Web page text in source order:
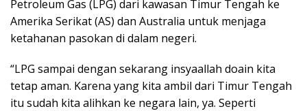
Petroleum Gas (LPG) dari kawasan Timur Tengah ke
Amerika Serikat (AS) dan Australia untuk menjaga
ketahanan pasokan di dalam negeri.
“LPG sampai dengan sekarang insyaallah doain kita
tetap aman. Karena yang kita ambil dari Timur Tengah
itu sudah kita alihkan ke negara lain, ya. Seperti